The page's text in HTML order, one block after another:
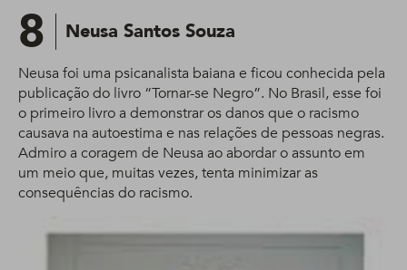
8 Neusa Santos Souza
Neusa foi uma psicanalista baiana e ficou conhecida pela
publicação do livro “Tornar-se Negro”. No Brasil, esse foi
o primeiro livro a demonstrar os danos que o racismo
causava na autoestima e nas relações de pessoas negras.
Admiro a coragem de Neusa ao abordar o assunto em
um meio que, muitas vezes, tenta minimizar as
consequências do racismo.